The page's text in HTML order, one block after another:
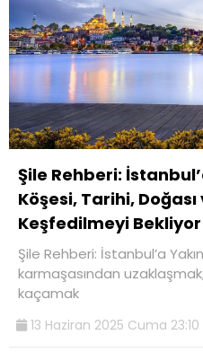
Şile Rehberi:
Köşesi, Tarihi,
Keşfedilmeyi Bekliyor
Şile Rehberi: İstanbul’a
karmaşasından
kaçamak
13 Haziran 2025 Cuma 23:10